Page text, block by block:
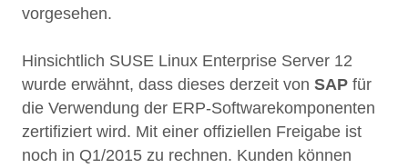
vorgesehen.
Hinsichtlich SUSE Linux Enterprise Server 12
wurde erwähnt, dass dieses derzeit von SAP für
die Verwendung der ERP-Softwarekomponenten
zertifiziert wird. Mit einer offiziellen Freigabe ist
noch in Q1/2015 zu rechnen. Kunden können